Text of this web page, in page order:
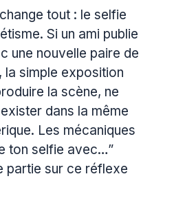
tout : le selfie
Si un ami publie
une nouvelle paire de
la simple exposition
la scène, ne
dans la même
Les mécaniques
ton selfie avec…”
partie sur ce réflexe